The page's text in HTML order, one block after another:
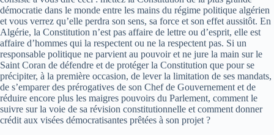
démocratie dans le monde entre les mains du régime politique algérien
et vous verrez qu’elle perdra son sens, sa force et son effet aussitôt. En
Algérie, la Constitution n’est pas affaire de lettre ou d’esprit, elle est
affaire d’hommes qui la respectent ou ne la respectent pas. Si un
responsable politique ne parvient au pouvoir et ne jure la main sur le
Saint Coran de défendre et de protéger la Constitution que pour se
précipiter, à la première occasion, de lever la limitation de ses mandats,
de s’emparer des prérogatives de son Chef de Gouvernement et de
réduire encore plus les maigres pouvoirs du Parlement, comment le
suivre sur la voie de sa révision constitutionnelle et comment donner
crédit aux visées démocratisantes prêtées à son projet ?